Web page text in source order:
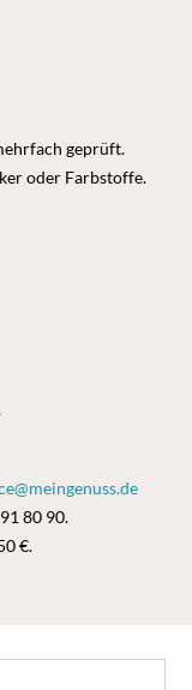
geprüft.
oder Farbstoffe.
80 90.
€.